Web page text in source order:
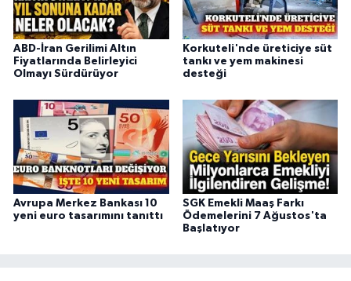
ABD-İran Gerilimi Altın
Fiyatlarında Belirleyici
Olmayı Sürdürüyor
Korkuteli'nde üreticiye süt
tankı ve yem makinesi
desteği
Avrupa Merkez Bankası 10
yeni euro tasarımını tanıttı
SGK Emekli Maaş Farkı
Ödemelerini 7 Ağustos'ta
Başlatıyor